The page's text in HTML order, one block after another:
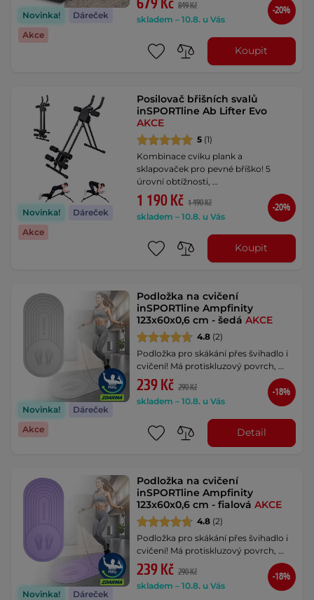
Novinka!
Dáreček
Akce
849 Kč
skladem – 10.8. u Vás
-20%
Koupit
Novinka!
Dáreček
Akce
Posilovač břišních svalů
inSPORTline Ab Lifter Evo
AKCE
5 (1)
Kombinace cviku plank a
sklapovaček pro pevné bříško! 5
úrovní obtížnosti, …
1 190 Kč 1 490 Kč
skladem – 10.8. u Vás
-20%
Koupit
Novinka!
Dáreček
Akce
Podložka na cvičení
inSPORTline Ampfinity
123x60x0,6 cm - šedáAKCE
4.8 (2)
Podložka pro skákání přes švihadlo i
cvičení! Má protiskluzový povrch, …
239 Kč 290 Kč
skladem – 10.8. u Vás
-18%
Detail
Novinka!
Dáreček
Podložka na cvičení
inSPORTline Ampfinity
123x60x0,6 cm - fialováAKCE
4.8 (2)
Podložka pro skákání přes švihadlo i
cvičení! Má protiskluzový povrch, …
239 Kč 290 Kč
skladem – 10.8. u Vás
-18%